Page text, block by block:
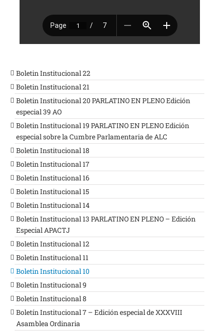
Boletin Institucional 22
Boletin Institucional 21
Boletin Institucional 20 PARLATINO EN PLENO Edición
especial 39 AO
Boletin Institucional 19 PARLATINO EN PLENO Edición
especial sobre la Cumbre Parlamentaria de ALC
Boletin Institucional 18
Boletin Institucional 17
Boletin Institucional 16
Boletin Institucional 15
Boletin Institucional 14
Boletín Institucional 13 PARLATINO EN PLENO – Edición
Especial APACTJ
Boletin Institucional 12
Boletin Institucional 11
Boletin Institucional 10
Boletin Institucional 9
Boletin Institucional 8
Boletín Institucional 7 – Edición especial de XXXVIII
Asamblea Ordinaria